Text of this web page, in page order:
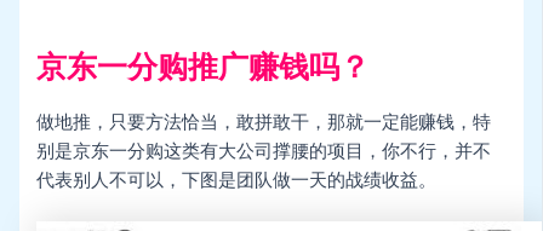
京东一分购推广赚钱吗？
做地推，只要方法恰当，敢拼敢干，那就一定能赚钱，特
别是京东一分购这类有大公司撑腰的项目，你不行，并不
代表别人不可以，下图是团队做一天的战绩收益。